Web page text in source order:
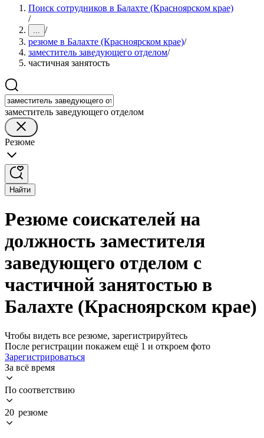
Поиск сотрудников в Балахте (Красноярском крае)
/
... /
резюме в Балахте (Красноярском крае)/
заместитель заведующего отделом/
частичная занятость
заместитель заведующего отделом
Резюме
Найти
Резюме соискателей на
должность заместителя
заведующего отделом с
частичной занятостью в
Балахте (Красноярском крае)
Чтобы видеть все резюме, зарегистрируйтесь
После регистрации покажем ещё 1 и откроем фото
Зарегистрироваться
За всё время
По соответствию
20 резюме